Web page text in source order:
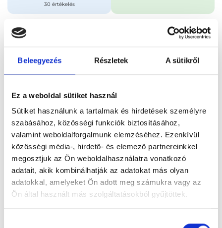
Beleegyezés Részletek A sütikről
Ez a weboldal sütiket használ
Sütiket használunk a tartalmak és hirdetések személyre
szabásához, közösségi funkciók biztosításához,
valamint weboldalforgalmunk elemzéséhez. Ezenkívül
közösségi média-, hirdető- és elemező partnereinkkel
megosztjuk az Ön weboldalhasználatra vonatkozó
adatait, akik kombinálhatják az adatokat más olyan
adatokkal, amelyeket Ön adott meg számukra vagy az
Ön által használt más szolgáltatásokból gyűjtöttek.
30 értékelés
Időpontfoglalás Vélemények
Foglalj időpontot
Összes szakterület
Főoldal
Dr. Nádas Judit PhD